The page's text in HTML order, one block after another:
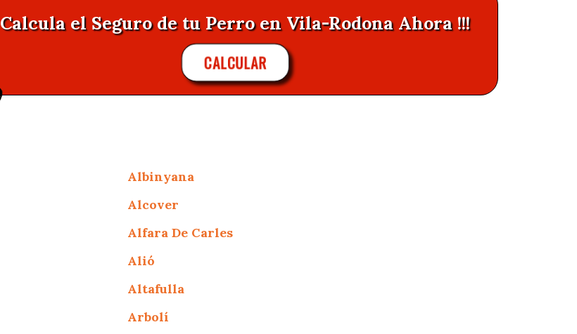
Calcula el Seguro de tu Perro en Vila-Rodona Ahora !!!
CALCULAR
Albinyana
Alcover
Alfara De Carles
Alió
Altafulla
Arbolí